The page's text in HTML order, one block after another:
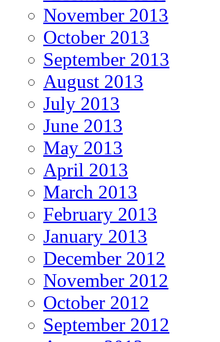
November 2013
October 2013
September 2013
August 2013
July 2013
June 2013
May 2013
April 2013
March 2013
February 2013
January 2013
December 2012
November 2012
October 2012
September 2012